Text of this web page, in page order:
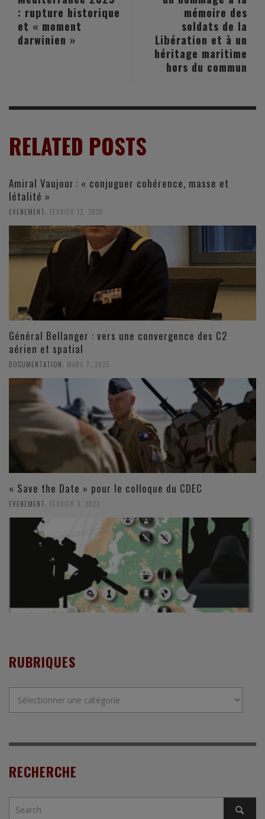
mémoire des
soldats de la
Libération et à un
héritage maritime
hors du commun
: rupture historique
et « moment
darwinien »
RELATED POSTS
Amiral Vaujour : « conjuguer cohérence, masse et
létalité »
EVENEMENT, FÉVRIER 12, 2026
Général Bellanger : vers une convergence des C2
aérien et spatial
DOCUMENTATION MARS 7, 2025
« Save the Date » pour le colloque du CDEC
EVENEMENT FÉVRIER 3, 2022
RUBRIQUES
RECHERCHE